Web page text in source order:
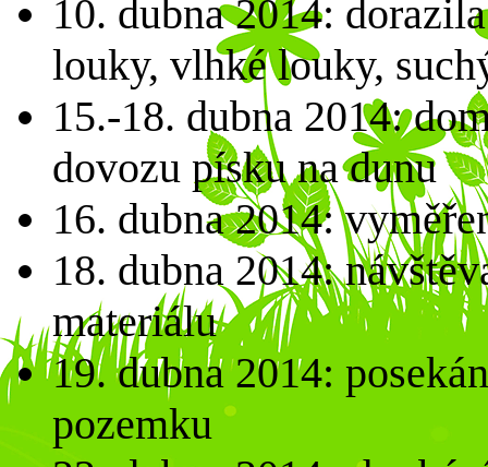
10. dubna 2014:
louky, vlhké louky,
15.-18. dubna 2014:
dovozu písku na dunu
16. dubna 2014:
18. dubna 2014:
materiálu
19. dubna 2014:
pozemku